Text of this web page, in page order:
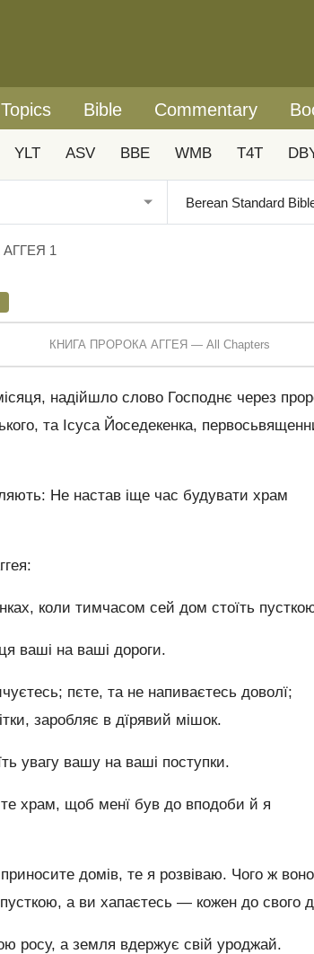
Topics Bible Commentary
YLT ASV BBE WMB T4T
1
КНИГА ПРОРОКА АГГЕЯ — All Chapters
надійшло слово Господнє через
та Ісуса Йоседекенка,
Не настав іще час будувати храм
коли тимчасом сей дом стоїть
ваші на ваші дороги.
пєте, та не напиваєтесь доволї;
заробляє в дїрявий мішок.
увагу вашу на ваші поступки.
храм, щоб менї був до вподоби й я
домів, те я розвіваю. Чого ж
а ви хапаєтесь — кожен до свого
росу, а земля вдержує свій уроджай.